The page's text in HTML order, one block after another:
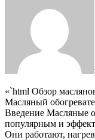
«`html Обзор масляного обогревателя с вентилятором
Масляный
Введение Масляные
популярным и
Они работают,